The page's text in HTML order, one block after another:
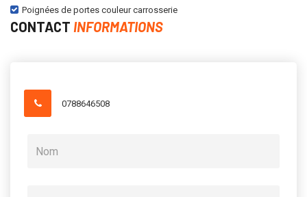
Poignées de portes couleur carrosserie
CONTACT INFORMATIONS
0788646508